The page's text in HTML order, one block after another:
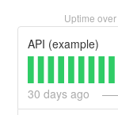
Uptime
API (example)
30 days ago